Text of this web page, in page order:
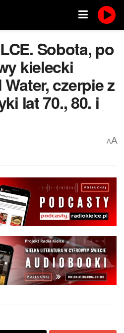
Sobota, po
kielecki
czerpie z
lat 70., 80. i
AA